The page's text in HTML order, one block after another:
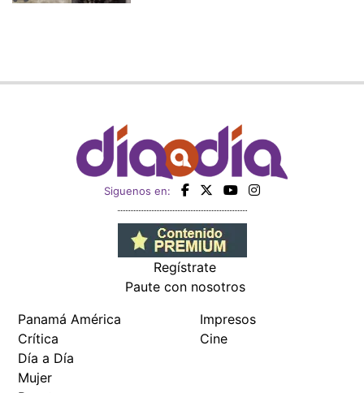
Siguenos en:
Regístrate
Paute con nosotros
Panamá América
Crítica
Día a Día
Mujer
Impresos
Cine